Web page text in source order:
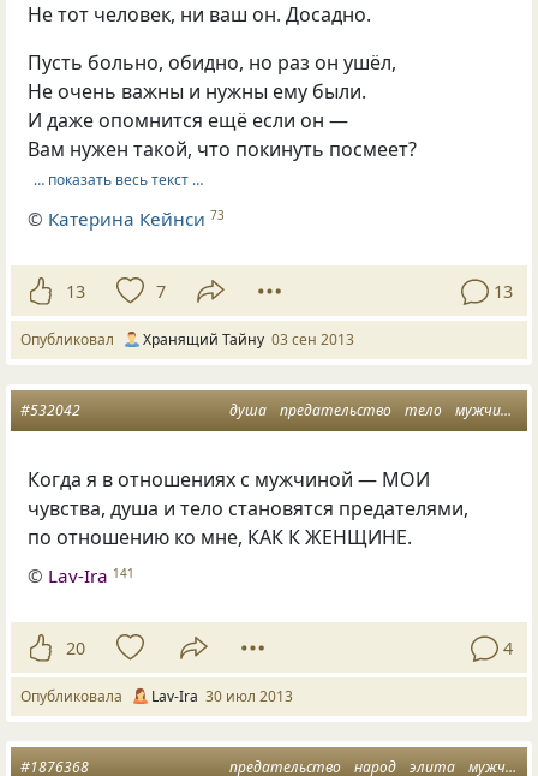
Не тот человек, ни ваш он. Досадно.
Пусть больно, обидно, но раз он ушёл,
Не очень важны и нужны ему были.
И даже опомнится ещё если он —
Вам нужен такой, что покинуть посмеет?
… показать весь текст …
© Катерина Кейнси 73
13 7 13
Опубликовал Хранящий Тайну 03 сен 2013
душа предательство тело мужчина
#532042
Когда я в отношениях с мужчиной — МОИ
чувства, душа и тело становятся предателями,
по отношению ко мне, КАК К ЖЕНЩИНЕ.
© Lav-Ira 141
20 4
Опубликовала Lav-Ira 30 июл 2013
предательство народ элита мужчина
#1876368